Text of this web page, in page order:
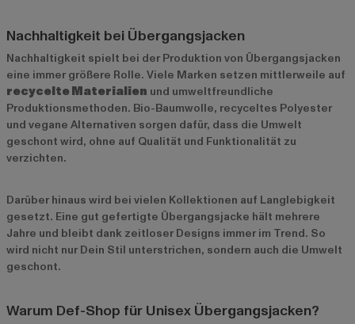
Nachhaltigkeit bei Übergangsjacken
Nachhaltigkeit spielt bei der Produktion von Übergangsjacken
eine immer größere Rolle. Viele Marken setzen mittlerweile auf
recycelte Materialien und umweltfreundliche
Produktionsmethoden. Bio-Baumwolle, recyceltes Polyester
und vegane Alternativen sorgen dafür, dass die Umwelt
geschont wird, ohne auf Qualität und Funktionalität zu
verzichten.
Darüber hinaus wird bei vielen Kollektionen auf Langlebigkeit
gesetzt. Eine gut gefertigte Übergangsjacke hält mehrere
Jahre und bleibt dank zeitloser Designs immer im Trend. So
wird nicht nur Dein Stil unterstrichen, sondern auch die Umwelt
geschont.
Warum Def-Shop für Unisex Übergangsjacken?